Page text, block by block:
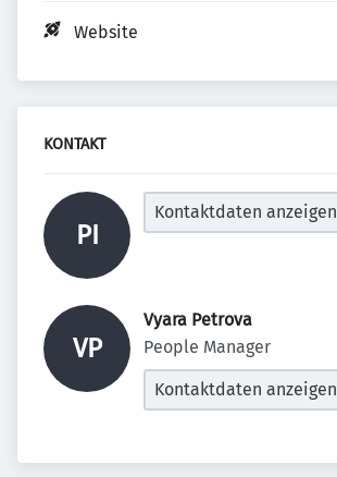
Website
KONTAKT
PI
Kontaktdaten anzeigen
VP
Vyara Petrova
People Manager
Kontaktdaten anzeigen